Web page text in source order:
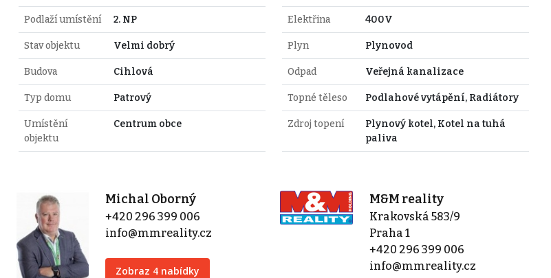
Podlaží umístění 2. NP
Stav objektu Velmi dobrý
Budova Cihlová
Typ domu Patrový
Umístění
objektu
Centrum obce
Elektřina 400V
Plyn Plynovod
Odpad Veřejná kanalizace
Topné těleso Podlahové vytápění, Radiátory
Zdroj topení
Plynový kotel, Kotel na tuhá
paliva
Michal Oborný
+420 296 399 006
info@mmreality.cz
Zobraz 4 nabídky
M&M reality
Krakovská 583/9
Praha 1
+420 296 399 006
info@mmreality.cz